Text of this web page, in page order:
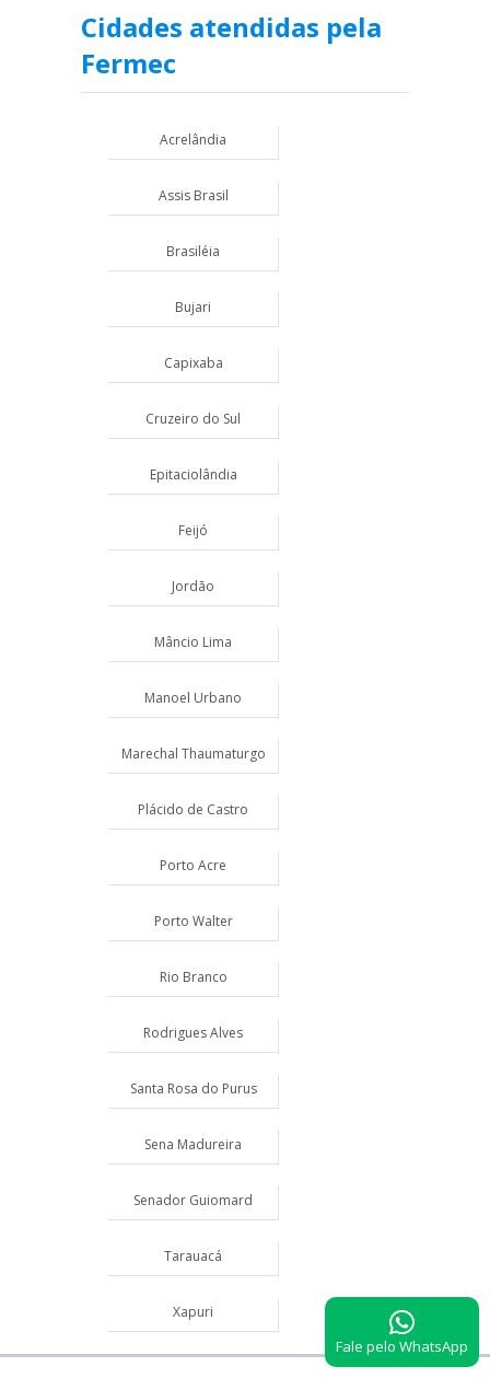
Cidades atendidas pela
Fermec
Acrelândia
Assis Brasil
Brasiléia
Bujari
Capixaba
Cruzeiro do Sul
Epitaciolândia
Feijó
Jordão
Mâncio Lima
Manoel Urbano
Marechal Thaumaturgo
Plácido de Castro
Porto Acre
Porto Walter
Rio Branco
Rodrigues Alves
Santa Rosa do Purus
Sena Madureira
Senador Guiomard
Tarauacá
Xapuri
Fale pelo WhatsApp